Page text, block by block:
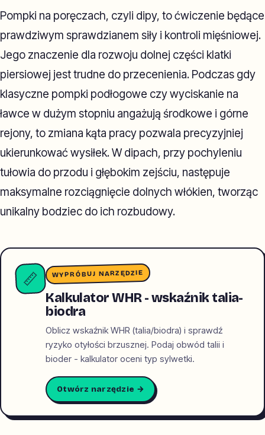
Pompki na poręczach, czyli dipy, to ćwiczenie będące
prawdziwym sprawdzianem siły i kontroli mięśniowej.
Jego znaczenie dla rozwoju dolnej części klatki
piersiowej jest trudne do przecenienia. Podczas gdy
klasyczne pompki podłogowe czy wyciskanie na
ławce w dużym stopniu angażują środkowe i górne
rejony, to zmiana kąta pracy pozwala precyzyjniej
ukierunkować wysiłek. W dipach, przy pochyleniu
tułowia do przodu i głębokim zejściu, następuje
maksymalne rozciągnięcie dolnych włókien, tworząc
unikalny bodziec do ich rozbudowy.
📏 WYPRÓBUJ NARZĘDZIE
Kalkulator WHR - wskaźnik talia-
biodra
Oblicz wskaźnik WHR (talia/biodra) i sprawdź
ryzyko otyłości brzusznej. Podaj obwód talii i
bioder - kalkulator oceni typ sylwetki.
Otwórz narzędzie →